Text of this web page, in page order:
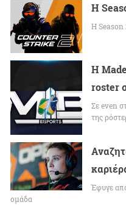
Η
Η Season
H
roster
Σε even
της
Έφυγε
ομάδα